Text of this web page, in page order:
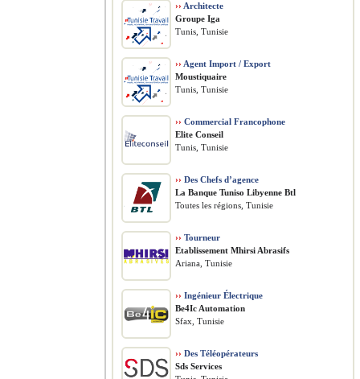
›› Architecte
Groupe Iga
Tunis, Tunisie
›› Agent Import / Export
Moustiquaire
Tunis, Tunisie
›› Commercial Francophone
Elite Conseil
Tunis, Tunisie
›› Des Chefs d’agence
La Banque Tuniso Libyenne Btl
Toutes les régions, Tunisie
›› Tourneur
Etablissement Mhirsi Abrasifs
Ariana, Tunisie
›› Ingénieur Électrique
Be4Ic Automation
Sfax, Tunisie
›› Des Téléopérateurs
Sds Services